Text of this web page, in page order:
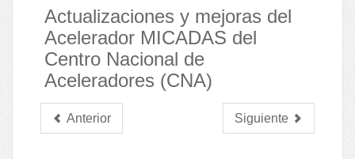
Actualizaciones y mejoras del
Acelerador MICADAS del
Centro Nacional de
Aceleradores (CNA)
Anterior Siguiente